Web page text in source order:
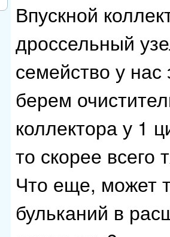
Впускной
дроссельный
семейство у
берем
коллектора у 1
то скорее всего
Что еще, может
бульканий в